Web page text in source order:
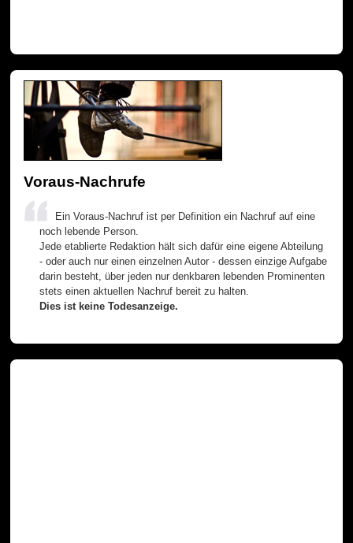
Voraus-Nachrufe
Ein Voraus-Nachruf ist per Definition ein Nachruf auf eine
noch lebende Person.
Jede etablierte Redaktion hält sich dafür eine eigene Abteilung
- oder auch nur einen einzelnen Autor - dessen einzige Aufgabe
darin besteht, über jeden nur denkbaren lebenden Prominenten
stets einen aktuellen Nachruf bereit zu halten.
Dies ist keine Todesanzeige.